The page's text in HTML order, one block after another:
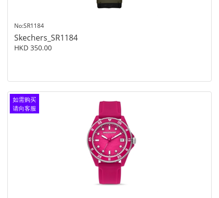
No:SR1184
Skechers_SR1184
HKD 350.00
如需购买
请向客服